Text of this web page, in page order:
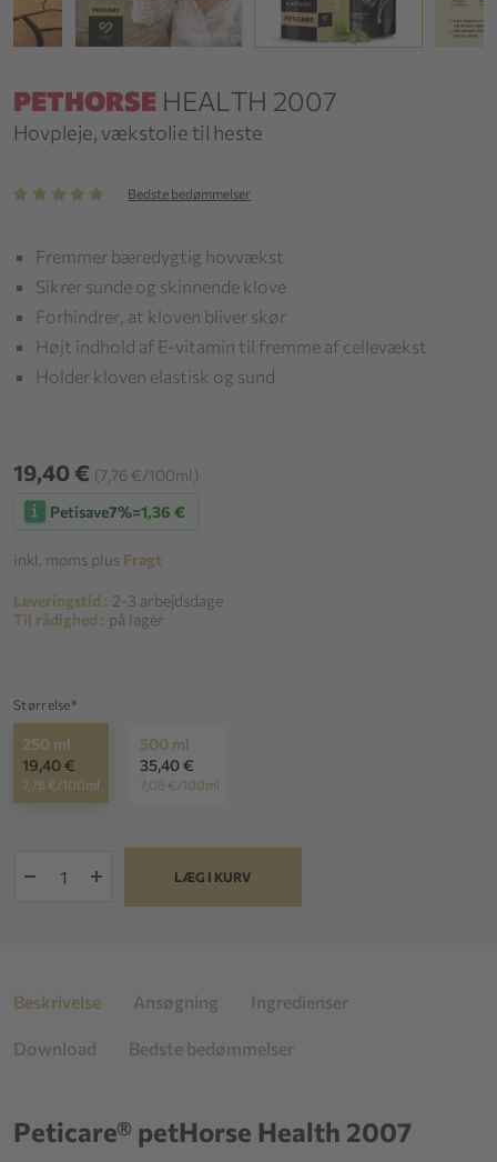
PETHORSE HEALTH 2007
Hovpleje, vækstolie til heste
Bedste bedømmelser
Fremmer bæredygtig hovvækst
Sikrer sunde og skinnende klove
Forhindrer, at kloven bliver skør
Højt indhold af E-vitamin til fremme af cellevækst
Holder kloven elastisk og sund
19,40 € (7,76 €/100ml)
Petisave7%=1,36 €
inkl. moms plus Fragt
Leveringstid : 2-3 arbejdsdage
Til rådighed : på lager
Størrelse*
250 ml
19,40 €
7,76 €/100ml
500 ml
35,40 €
7,08 €/100ml
LÆG I KURV
Beskrivelse Ansøgning Ingredienser
Download Bedste bedømmelser
Peticare® petHorse Health 2007